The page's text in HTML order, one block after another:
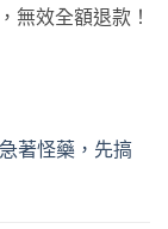
無效全額退款！
著怪藥，先搞